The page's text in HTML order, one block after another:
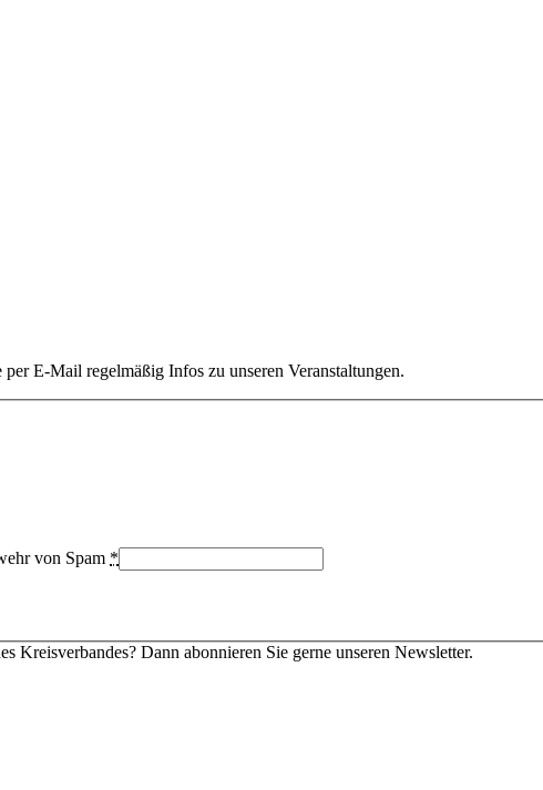
E-Mail regelmäßig Infos zu unseren Veranstaltungen.
von Spam *
Kreisverbandes? Dann abonnieren Sie gerne unseren Newsletter.